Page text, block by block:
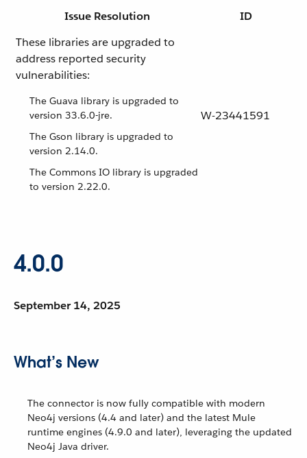
Issue Resolution
ID
These libraries are upgraded to
address reported security
vulnerabilities:
The Guava library is upgraded to
version 33.6.0-jre.
The Gson library is upgraded to
version 2.14.0.
The Commons IO library is upgraded
to version 2.22.0.
W-23441591
4.0.0
September 14, 2025
What’s New
The connector is now fully compatible with modern
Neo4j versions (4.4 and later) and the latest Mule
runtime engines (4.9.0 and later), leveraging the updated
Neo4j Java driver.